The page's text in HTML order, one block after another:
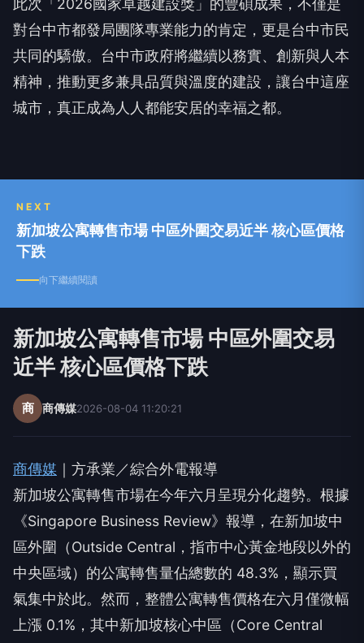
此次「2026國家卓越建設獎」的豐碩成果，不僅是
對台中市都發局團隊專業能力的肯定，更是台中市民
共同的驕傲。台中市政府將繼續以務實、創新與人本
精神，推動更多兼具品質與溫度的建設，讓台中這座
城市，真正成為人人都能安居的幸福之都。
NEXT
新加坡公寓轉售市場 中區外圍交易近半 核心區價格
下跌
向下繼續閱讀
新加坡公寓轉售市場 中區外圍交易
近半 核心區價格下跌
商 商傳媒2026-08-04 11:20:21
商傳媒 ｜方承業／綜合外電報導
新加坡公寓轉售市場在今年六月呈現分化趨勢。根據
《Singapore Business Review》報導，在新加坡中
區外圍（Outside Central，指市中心黃金地段以外的
中央區域）的公寓轉售量佔總數的 48.3%，顯示買
氣集中於此。然而，整體公寓轉售價格在六月僅微幅
上漲 0.1%，其中新加坡核心中區（Core Central